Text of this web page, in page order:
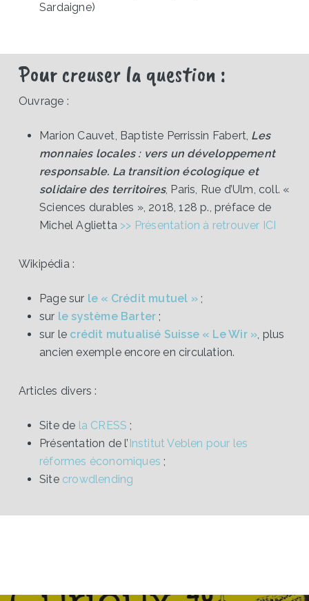
Sardaigne)
Pour creuser la question :
Ouvrage :
Marion Cauvet, Baptiste Perrissin Fabert, Les
monnaies locales : vers un développement
responsable. La transition écologique et
solidaire des territoires, Paris, Rue d’Ulm, coll. «
Sciences durables », 2018, 128 p., préface de
Michel Aglietta >> Présentation à retrouver ICI
Wikipédia :
Page sur le « Crédit mutuel »;
sur le système Barter ;
sur le crédit mutualisé Suisse « Le Wir », plus
ancien exemple encore en circulation.
Articles divers :
Site de la CRESS ;
Présentation de l’ Institut Veblen pour les
réformes économiques ;
Site crowdlending